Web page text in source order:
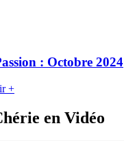
: Octobre 2024
+
en Vidéo